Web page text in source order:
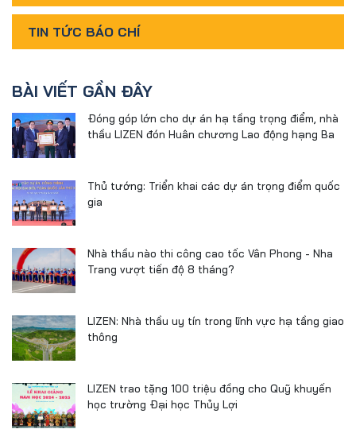
TIN TỨC BÁO CHÍ
BÀI VIẾT GẦN ĐÂY
Đóng góp lớn cho dự án hạ tầng trọng điểm, nhà
thầu LIZEN đón Huân chương Lao động hạng Ba
Thủ tướng: Triển khai các dự án trọng điểm quốc
gia
Nhà thầu nào thi công cao tốc Vân Phong - Nha
Trang vượt tiến độ 8 tháng?
LIZEN: Nhà thầu uy tín trong lĩnh vực hạ tầng giao
thông
LIZEN trao tặng 100 triệu đồng cho Quỹ khuyến
học trường Đại học Thủy Lợi